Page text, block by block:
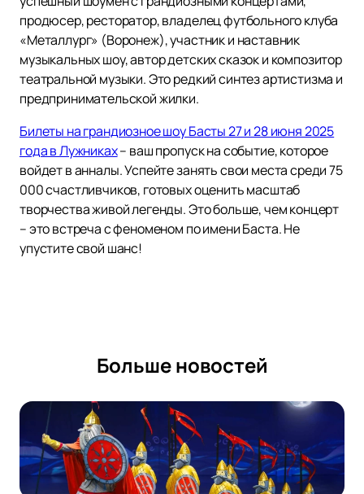
продюсер, ресторатор, владелец футбольного клуба
«Металлург» (Воронеж), участник и наставник
музыкальных шоу, автор детских сказок и композитор
театральной музыки. Это редкий синтез артистизма и
предпринимательской жилки.
Билеты на грандиозное шоу Басты 27 и 28 июня 2025
года в Лужниках– ваш пропуск на событие, которое
войдет в анналы. Успейте занять свои места среди 75
000 счастливчиков, готовых оценить масштаб
творчества живой легенды. Это больше, чем концерт
– это встреча с феноменом по имени Баста. Не
упустите свой шанс!
Больше новостей